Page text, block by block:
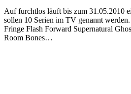
Auf furchtlos läuft bis zum 31.05.2010 eine kleine Blogparade. Es
sollen 10 Serien im TV genannt
Fringe Flash Forward Supernatural
Room Bones…